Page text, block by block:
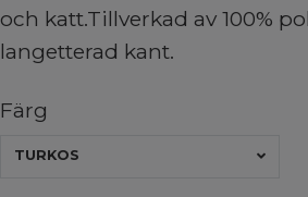
och katt.Tillverkad av 100%
langetterad kant.
Färg
TURKOS